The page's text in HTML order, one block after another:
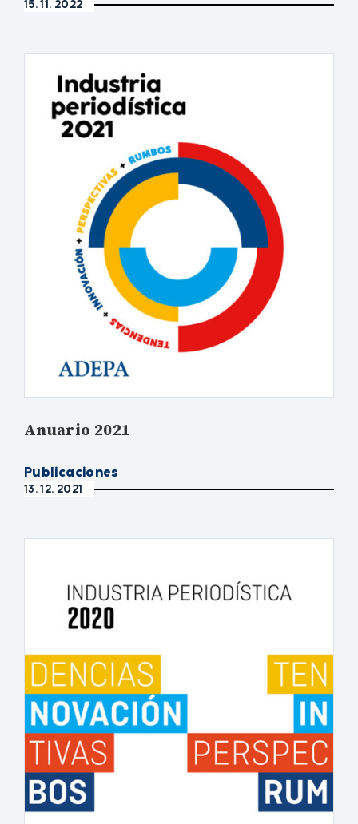
15. 11. 2022
Anuario 2021
Publicaciones
13. 12. 2021